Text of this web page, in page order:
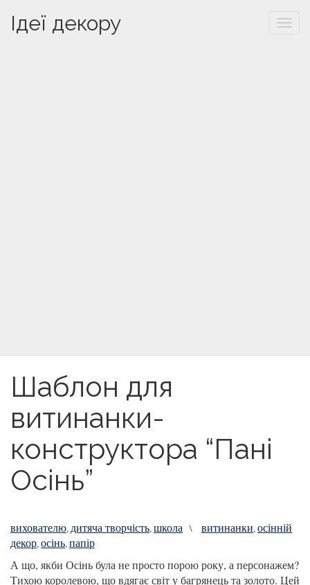
Ідеї декору
Шаблон для
витинанки-
конструктора “Пані
Осінь”
вихователю, дитяча творчість,школа \ витинанки,осінній
декор,осінь,папір
А що, якби Осінь була не просто порою року, а персонажем?
Тихою королевою, що вдягає світ у багрянець та золото. Цей